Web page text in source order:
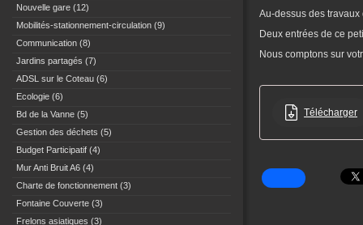
Nouvelle gare (12)
Mobilités-stationnement-circulation (9)
Communication (8)
Jardins partagés (7)
ADSL sur le Coteau (6)
Ecologie (6)
Bd de la Vanne (5)
Gestion des déchets (5)
Budget Participatif (4)
Mur Anti Bruit A6 (4)
Charte de fonctionnement (3)
Fontaine Couverte (3)
Frelons asiatiques (3)
Au-dessus des travaux
Deux entrées de ce
Nous comptons sur
Télécharger